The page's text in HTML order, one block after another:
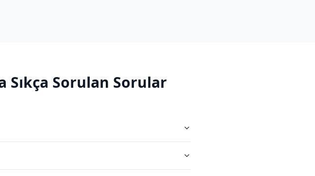
Sıkça Sorulan Sorular